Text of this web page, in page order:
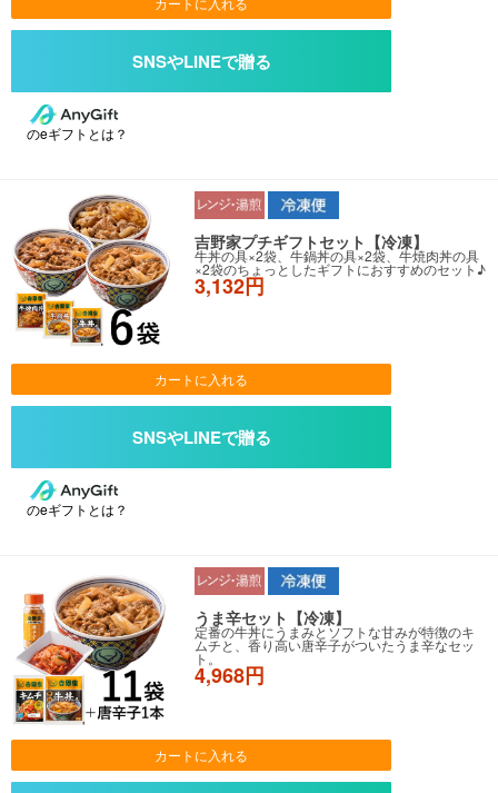
のeギフトとは？
吉野家プチギフトセット【冷凍】
牛丼の具×2袋、牛鍋丼の具×2袋、牛焼肉丼の具
×2袋のちょっとしたギフトにおすすめのセット♪
3,132円
カートに入れる
のeギフトとは？
うま辛セット【冷凍】
定番の牛丼にうまみとソフトな甘みが特徴のキ
ムチと、香り高い唐辛子がついたうま辛なセッ
ト。
4,968円
カートに入れる